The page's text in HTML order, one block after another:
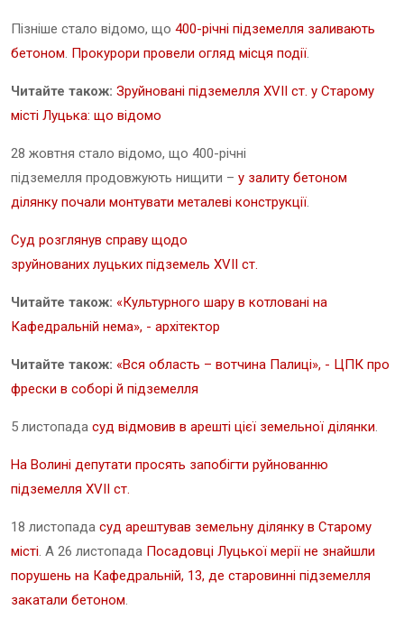
Пізніше стало відомо, що 400-річні підземелля заливають
бетоном. Прокурори провели огляд місця події.
Читайте також: Зруйновані підземелля XVII ст. у Старому
місті Луцька: що відомо
28 жовтня стало відомо, що 400-річні
підземелля продовжують нищити – у залиту бетоном
ділянку почали монтувати металеві конструкції.
Суд розглянув справу щодо
зруйнованих луцьких підземель XVII ст.
Читайте також: «Культурного шару в котловані на
Кафедральній нема», - архітектор
Читайте також: «Вся область – вотчина Палиці», - ЦПК про
фрески в соборі й підземелля
5 листопада суд відмовив в арешті цієї земельної ділянки.
На Волині депутати просять запобігти руйнованню
підземелля XVII ст.
18 листопада суд арештував земельну ділянку в Старому
місті. А 26 листопада Посадовці Луцької мерії не знайшли
порушень на Кафедральній, 13, де старовинні підземелля
закатали бетоном.